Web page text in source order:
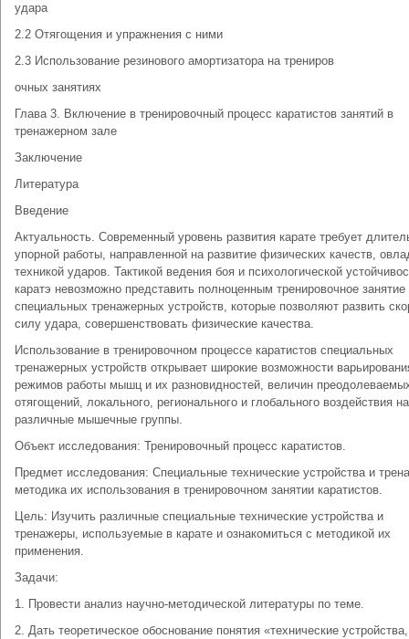
удара
2.2 Отягощения и упражнения с ними
2.3 Использование резинового амортизатора на трениров
очных занятиях
Глава 3. Включение в тренировочный процесс каратистов занятий в
тренажерном зале
Заключение
Литература
Введение
Актуальность. Современный уровень развития карате требует
упорной работы, направленной на развитие физических качеств,
техникой ударов. Тактикой ведения боя и психологической
каратэ невозможно представить полноценным тренировочное занятие
специальных тренажерных устройств, которые позволяют развить
силу удара, совершенствовать физические качества.
Использование в тренировочном процессе каратистов специальных
тренажерных устройств открывает широкие возможности
режимов работы мышц и их разновидностей, величин
отягощений, локального, регионального и глобального воздействия на
различные мышечные группы.
Объект исследования: Тренировочный процесс каратистов.
Предмет исследования: Специальные технические устройства и
методика их использования в тренировочном занятии каратистов.
Цель: Изучить различные специальные технические устройства и
тренажеры, используемые в карате и ознакомиться с методикой их
применения.
Задачи:
1. Провести анализ научно-методической литературы по теме.
2. Дать теоретическое обоснование понятия «технические устройства,